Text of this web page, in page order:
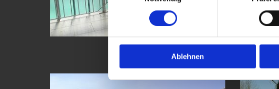
Ablehnen